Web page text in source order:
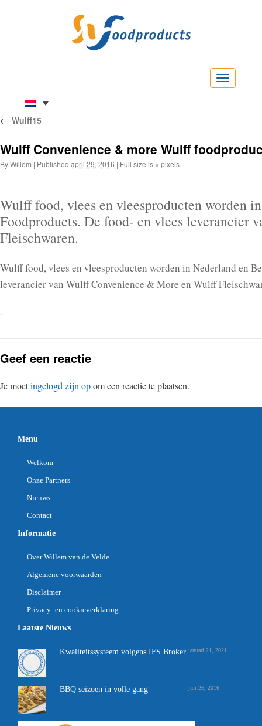
Menu
← Wulff15
Wulff Convenience & more Wulff
ByWillem | Published april 29, 2016 | Full size is × pixels
Wulff food, vlees en vleesproducten worden
Foodproducts. De food- en vlees
Fleischwaren.
Wulff food, vlees en vleesproducten worden in Nederland en
leverancier van Wulff Convenience & More en Wulff
.
Geef een reactie
Je moetingelogd zijn opom een reactie te plaatsen.
Menu
Welkom
Onze Partners
Nieuws
Contact
Informatie
Over Willem van de Velde
Algemene voorwaarden
Disclaimer
Privacy- en cookieverklaring
Laatste Nieuws
Kwaliteitssysteem volgens IFS Broker januari 21, 2021
BBQ seizoen in volle gang juli 26, 2016